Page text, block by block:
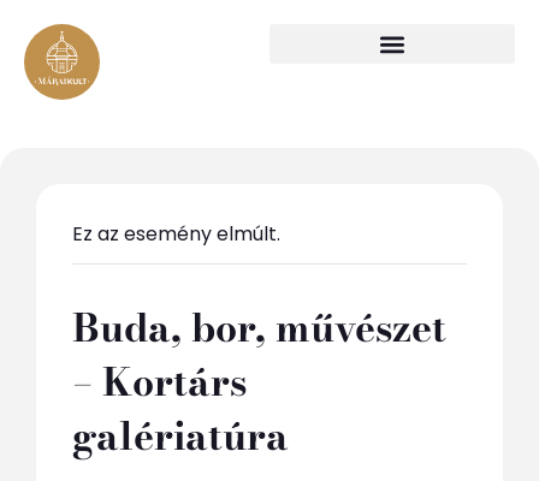
Ez az esemény elmúlt.
Buda, bor, művészet
– Kortárs
galériatúra